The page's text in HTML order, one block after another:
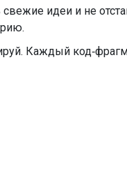
идеи и не
Каждый